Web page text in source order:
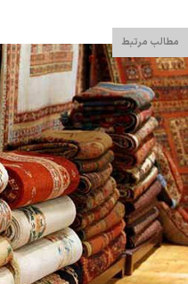
مطالب مرتبط